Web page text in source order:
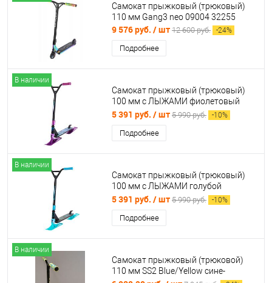
Самокат прыжковый (трюковый)
110 мм Gang3 neo 09004 32255
9 576 руб. / шт 12 600 руб. -24%
Подробнее
В наличии
Самокат прыжковый (трюковый)
100 мм с ЛЫЖАМИ фиолетовый
5004617
5 391 руб. / шт 5 990 руб. -10%
Подробнее
В наличии
Самокат прыжковый (трюковый)
100 мм с ЛЫЖАМИ голубой
5004618
5 391 руб. / шт 5 990 руб. -10%
Подробнее
В наличии
Самокат прыжковый (трюковой)
110 мм SS2 Blue/Yellow сине-